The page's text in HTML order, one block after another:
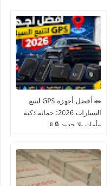
🚗 أفضل أجهزة GPS لتتبع
السيارات 2026: حماية ذكية
وأمان بلا حدود 🔒📡